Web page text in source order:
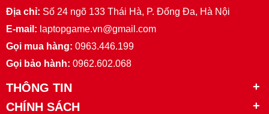
Địa chỉ: Số 24 ngõ 133 Thái Hà, P. Đống Đa, Hà Nội
E-mail: laptopgame.vn@gmail.com
Gọi mua hàng: 0963.446.199
Gọi bảo hành: 0962.602.068
THÔNG TIN
CHÍNH SÁCH